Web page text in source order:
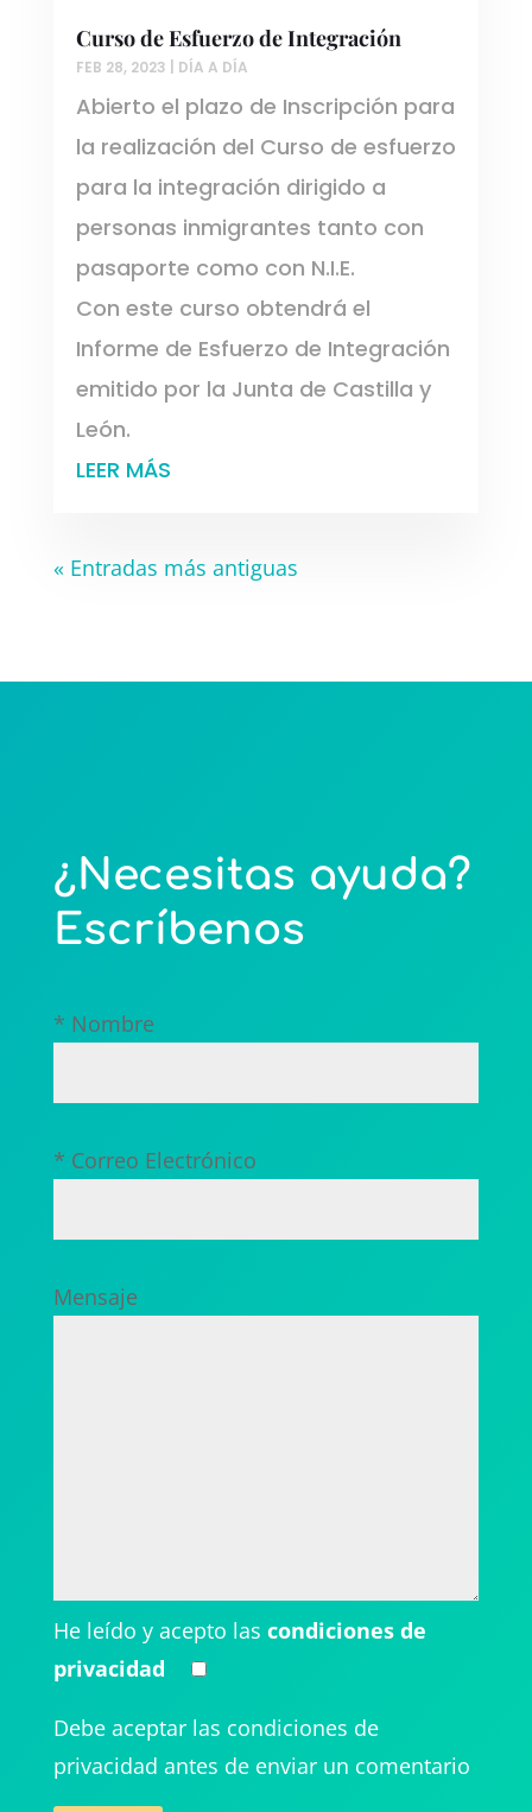
Curso de Esfuerzo de Integración
FEB 28, 2023 DÍA A DÍA
Abierto el plazo de Inscripción para
la realización del Curso de esfuerzo
para la integración dirigido a
personas inmigrantes tanto con
pasaporte como con N.I.E.
Con este curso obtendrá el
Informe de Esfuerzo de Integración
emitido por la Junta de Castilla y
León.
LEER MÁS
« Entradas más antiguas
¿Necesitas ayuda?
Escríbenos
* Nombre
* Correo Electrónico
Mensaje
He leído y acepto las condiciones de
privacidad
Debe aceptar las condiciones de
privacidad antes de enviar un comentario